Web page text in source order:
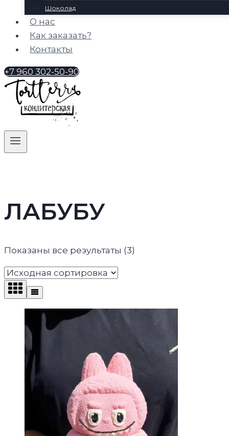
Шоколад
О нас
Как заказать?
Контакты
+7 960 302-50-90
ЛАБУБУ
Показаны все результаты (3)